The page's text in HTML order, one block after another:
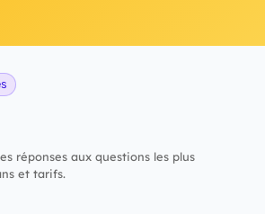
réponses aux questions les plus
et tarifs.